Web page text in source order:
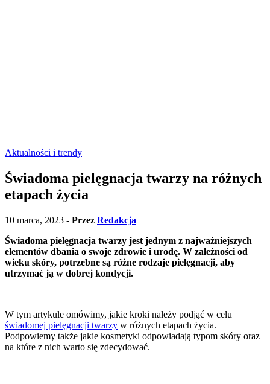
Aktualności i trendy
Świadoma pielęgnacja twarzy na różnych
etapach życia
10 marca, 2023 - Przez Redakcja
Świadoma pielęgnacja twarzy jest jednym z najważniejszych
elementów dbania o swoje zdrowie i urodę. W zależności od
wieku skóry, potrzebne są różne rodzaje pielęgnacji, aby
utrzymać ją w dobrej kondycji.
W tym artykule omówimy, jakie kroki należy podjąć w celu
świadomej pielęgnacji twarzy w różnych etapach życia.
Podpowiemy także jakie kosmetyki odpowiadają typom skóry oraz
na które z nich warto się zdecydować.